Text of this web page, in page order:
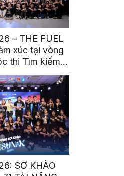
– THE FUEL
xúc tại vòng
thi Tìm kiếm
SƠ KHẢO